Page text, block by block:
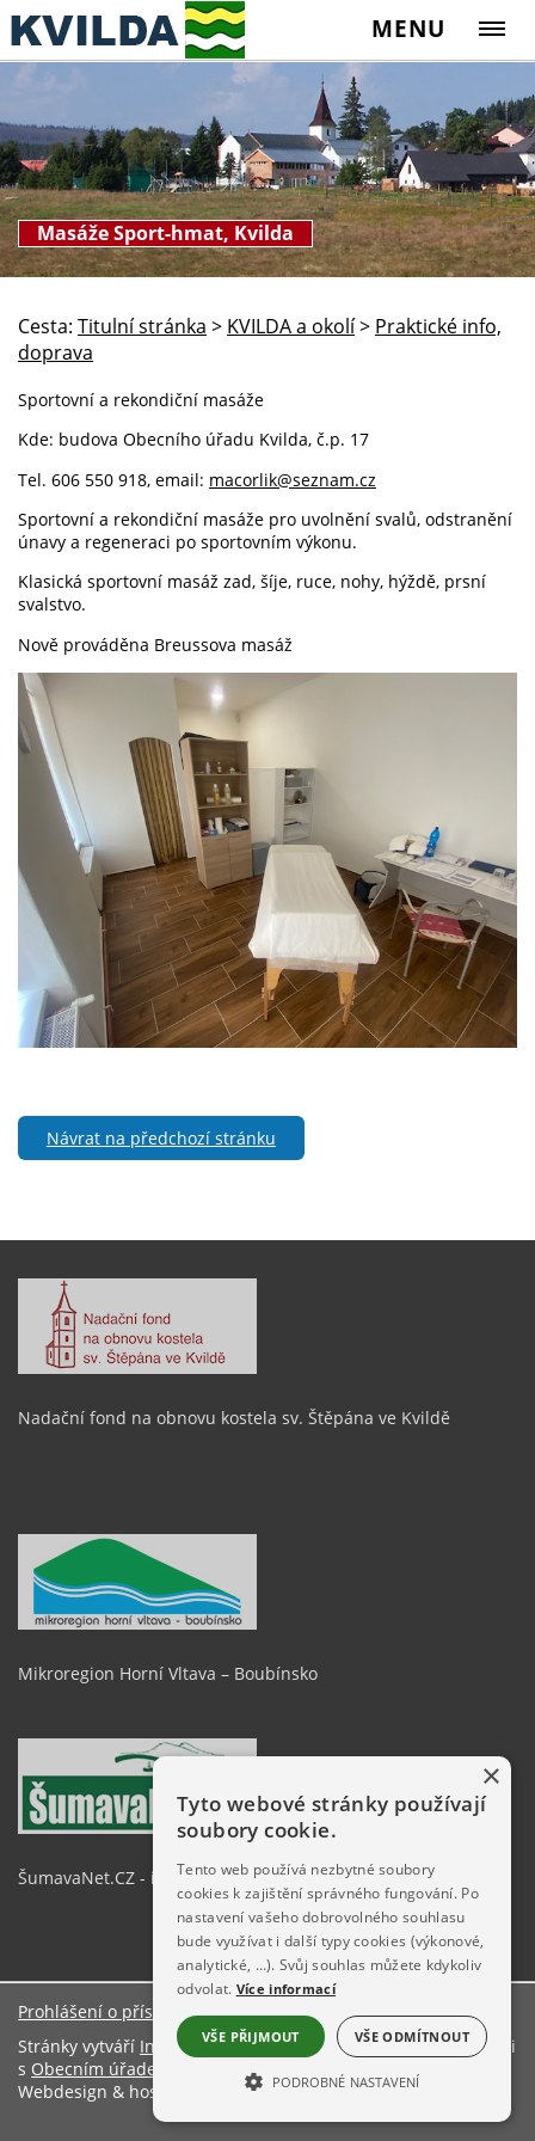
MENU
Masáže Sport-hmat, Kvilda
Cesta: Titulní stránka > KVILDA a okolí> Praktické info,
doprava
Sportovní a rekondiční masáže
Kde: budova Obecního úřadu Kvilda, č.p. 17
Tel. 606 550 918, email: macorlik@seznam.cz
Sportovní a rekondiční masáže pro uvolnění svalů, odstranění
únavy a regeneraci po sportovním výkonu.
Klasická sportovní masáž zad, šíje, ruce, nohy, hýždě, prsní
svalstvo.
Nově prováděna Breussova masáž
Návrat na předchozí stránku
Nadační fond na obnovu kostela sv. Štěpána ve Kvildě
Mikroregion Horní Vltava – Boubínsko
ŠumavaNet.CZ - informace o regionu
Prohlášení o přístupnosti
O stránkách
Stránky vytváří Informační server ŠumavaNet.CZve spolupráci
s Obecním úřadem Kvilda
Webdesign & hosting:
ŠumavaNet.CZ
×
Tyto webové stránky používají
soubory cookie.
Tento web používá nezbytné soubory
cookies k zajištění správného fungování. Po
nastavení vašeho dobrovolného souhlasu
bude využívat i další typy cookies (výkonové,
analytické, …). Svůj souhlas můžete kdykoliv
odvolat. Více informací
VŠE PŘIJMOUT VŠE ODMÍTNOUT
PODROBNÉ NASTAVENÍ
NEZBYTNĚ NUTNÉ SOUBORY